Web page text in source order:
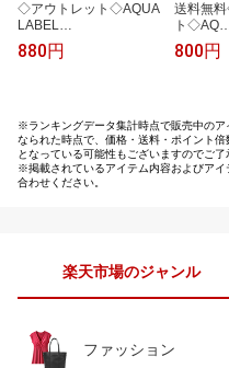
◇​ア​ウ​ト​レ​ッ​ト​◇​A​Q​U​A​
L​A​B​E​L​…
880円
送​料​無​
ト​
800円
※ランキングデータ集計時点で販売中の
なられた時点で、価格・送料・ポイント
となっている可能性もございますのでご了
※掲載されているアイテム内容およびア
合わせください。
楽天市場のジャンル
ファッション